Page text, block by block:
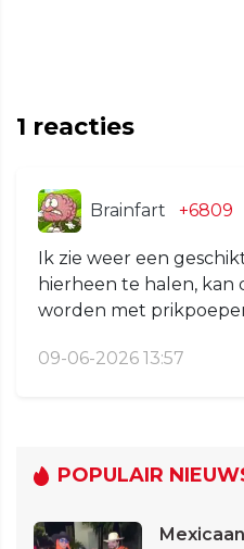
1 reacties
Brainfart +6809
Ik zie weer een
hierheen te halen, kan
worden met
09-06-2026 13:57
POPULAIR